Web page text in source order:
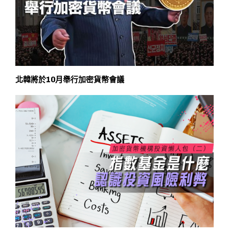
北韓將於10月舉行加密貨幣會議